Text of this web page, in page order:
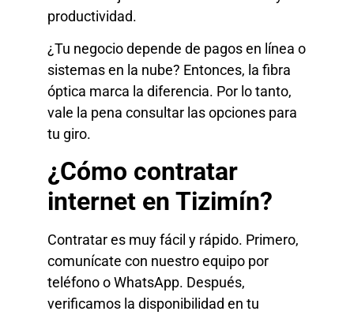
productividad.
¿Tu negocio depende de pagos en línea o
sistemas en la nube? Entonces, la fibra
óptica marca la diferencia. Por lo tanto,
vale la pena consultar las opciones para
tu giro.
¿Cómo contratar
internet en Tizimín?
Contratar es muy fácil y rápido. Primero,
comunícate con nuestro equipo por
teléfono o WhatsApp. Después,
verificamos la disponibilidad en tu